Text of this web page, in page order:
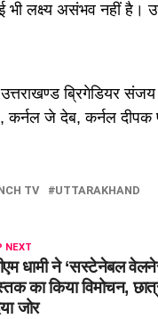
भी लक्ष्य असंभव नहीं है।
ब्रिगेडियर
कर्नल जे देब, कर्नल
TV
UTTARAKHAND
NEXT
धामी ने ‘सस्टेनेबल
का किया विमोचन,
जोर